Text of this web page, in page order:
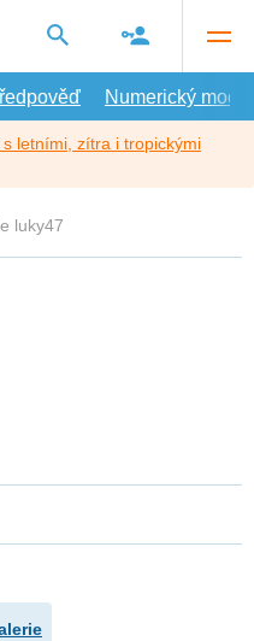
Numerický model
letními, zítra i tropickými
luky47